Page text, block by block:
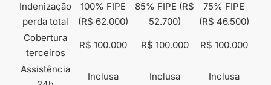
Indenização
perda total
100% FIPE
(R$ 62.000)
85% FIPE (R$
52.700)
75% FIPE
(R$ 46.500)
Cobertura
terceiros
R$ 100.000 R$ 100.000 R$ 100.000
Assistência
Inclusa Inclusa Inclusa